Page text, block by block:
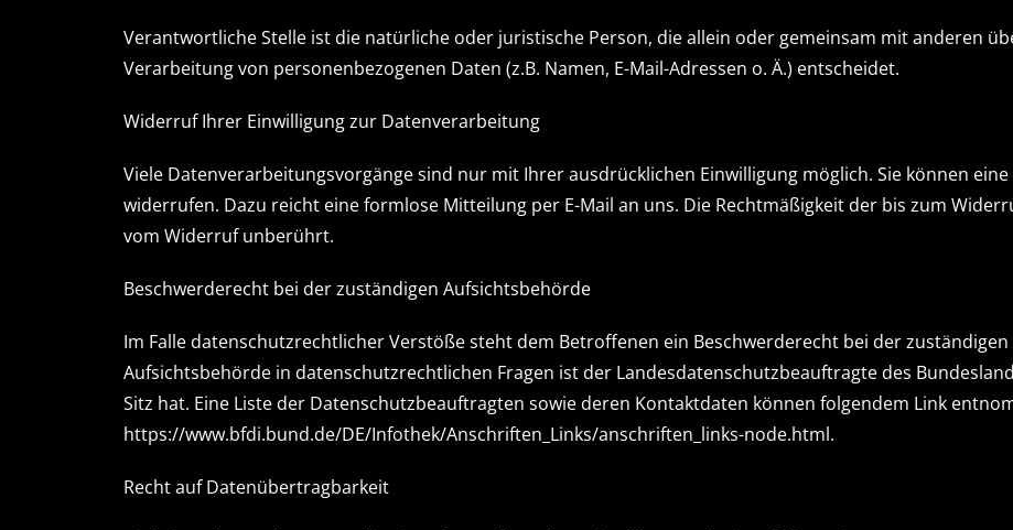
Verantwortliche Stelle ist die natürliche oder juristische Person, die allein oder gemeinsam mit anderen
Verarbeitung von personenbezogenen Daten (z.B. Namen, E-Mail-Adressen o. Ä.) entscheidet.
Widerruf Ihrer Einwilligung zur Datenverarbeitung
Viele Datenverarbeitungsvorgänge sind nur mit Ihrer ausdrücklichen Einwilligung möglich. Sie können
widerrufen. Dazu reicht eine formlose Mitteilung per E-Mail an uns. Die Rechtmäßigkeit der bis zum
vom Widerruf unberührt.
Beschwerderecht bei der zuständigen Aufsichtsbehörde
Im Falle datenschutzrechtlicher Verstöße steht dem Betroffenen ein Beschwerderecht bei der
Aufsichtsbehörde in datenschutzrechtlichen Fragen ist der Landesdatenschutzbeauftragte des
Sitz hat. Eine Liste der Datenschutzbeauftragten sowie deren Kontaktdaten können folgendem Link
https://www.bfdi.bund.de/DE/Infothek/Anschriften_Links/anschriften_links-node.html.
Recht auf Datenübertragbarkeit